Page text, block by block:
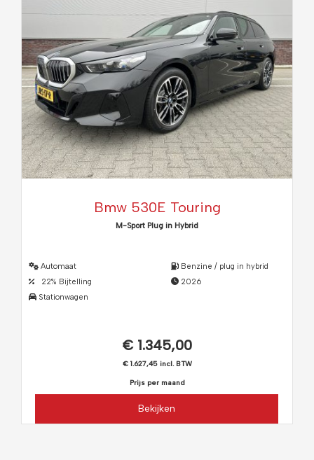
Bmw 530E Touring
M-Sport Plug in Hybrid
Automaat
22% Bijtelling
Stationwagen
Benzine / plug in hybrid
2026
€ 1.345,00
€ 1.627,45 incl. BTW
Prijs per maand
Bekijken